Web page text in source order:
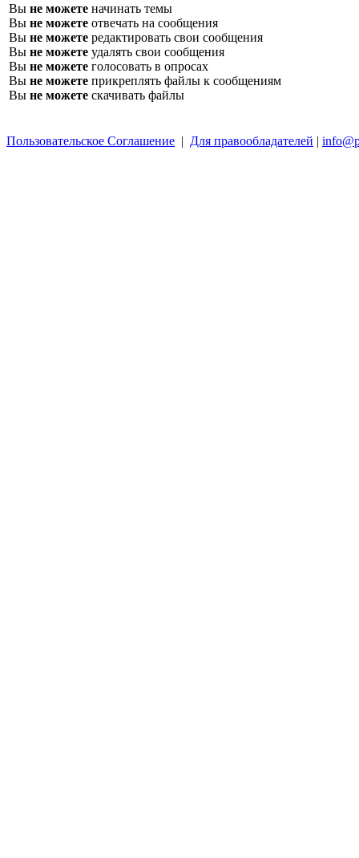
Вы не можете начинать темы
Вы не можете отвечать на сообщения
Вы не можете редактировать свои сообщения
Вы не можете удалять свои сообщения
Вы не можете голосовать в опросах
Вы не можете прикреплять файлы к сообщениям
Вы не можете скачивать файлы
Пользовательское Соглашение | Для правообладателей |